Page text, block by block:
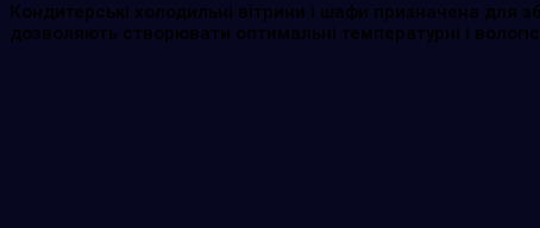
Кондитерські холодильні вітрини і шафи призначена для
дозволяють створювати оптимальні температурні і